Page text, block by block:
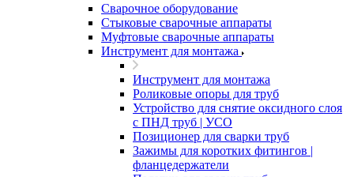
Сварочное оборудование
Стыковые сварочные аппараты
Муфтовые сварочные аппараты
Инструмент для монтажа
Инструмент для монтажа
Роликовые опоры для труб
Устройство для снятие оксидного слоя
с ПНД труб | УСО
Позиционер для сварки труб
Зажимы для коротких фитингов |
фланцедержатели